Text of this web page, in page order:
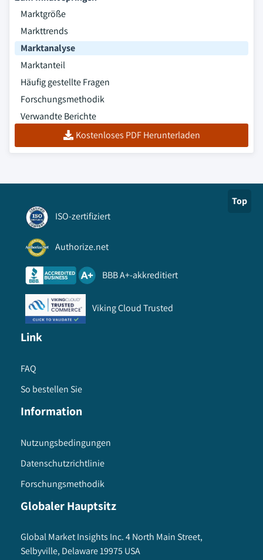
Marktgröße
Markttrends
Marktanalyse
Marktanteil
Häufig gestellte Fragen
Forschungsmethodik
Verwandte Berichte
Kostenloses PDF Herunterladen
Top
ISO-zertifiziert
Authorize.net
BBB A+-akkreditiert
Viking Cloud Trusted
Link
FAQ
So bestellen Sie
Information
Nutzungsbedingungen
Datenschutzrichtlinie
Forschungsmethodik
Globaler Hauptsitz
Global Market Insights Inc. 4 North Main Street,
Selbyville, Delaware 19975 USA